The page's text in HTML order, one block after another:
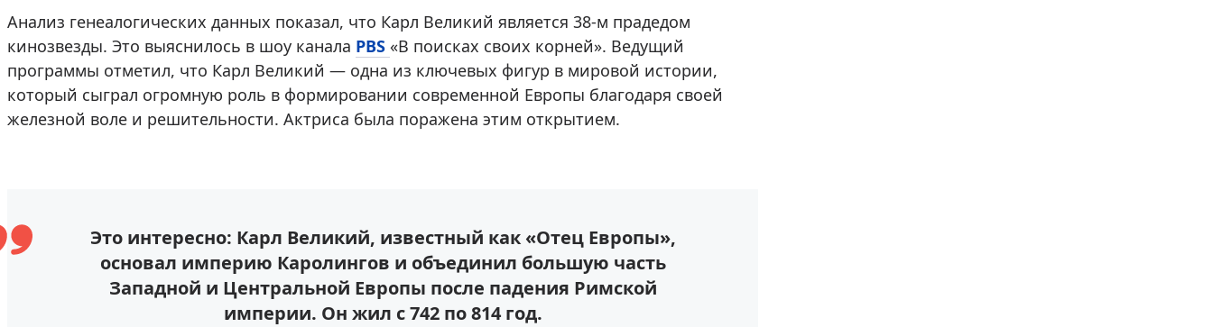
Анализ генеалогических данных показал, что Карл Великий является 38-м прадедом
кинозвезды. Это выяснилось в шоу канала PBS «В поисках своих корней». Ведущий
программы отметил, что Карл Великий — одна из ключевых фигур в мировой истории,
который сыграл огромную роль в формировании современной Европы благодаря своей
железной воле и решительности. Актриса была поражена этим открытием.
Это интересно: Карл Великий, известный как «Отец Европы»,
основал империю Каролингов и объединил большую часть
Западной и Центральной Европы после падения Римской
империи. Он жил с 742 по 814 год.